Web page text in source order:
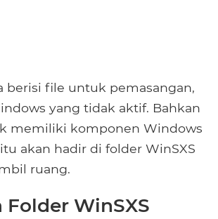
berisi file untuk pemasangan,
yang tidak aktif. Bahkan
memiliki komponen Windows
akan hadir di folder WinSXS
ruang.
Folder WinSXS